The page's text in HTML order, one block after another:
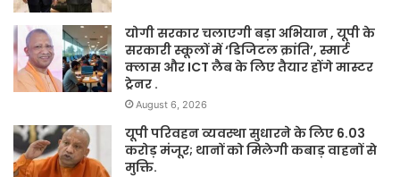
योगी सरकार चलाएगी बड़ा अभियान , यूपी के
सरकारी स्कूलों में ‘डिजिटल क्रांति’, स्मार्ट
क्लास और ICT लैब के लिए तैयार होंगे मास्टर
ट्रेनर .
August 6, 2026
यूपी परिवहन व्यवस्था सुधारने के लिए 6.03
करोड़ मंजूर; थानों को मिलेगी कबाड़ वाहनों से
मुक्ति.